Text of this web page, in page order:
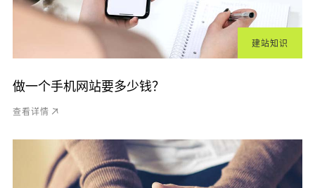
建站知识
做一个手机网站要多少钱？
查看详情